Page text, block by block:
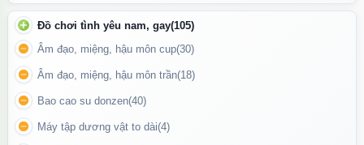
Đồ chơi tình yêu nam, gay(105)
Âm đạo, miệng, hậu môn cup(30)
Âm đạo, miệng, hậu môn trần(18)
Bao cao su donzen(40)
Máy tập dương vật to dài(4)